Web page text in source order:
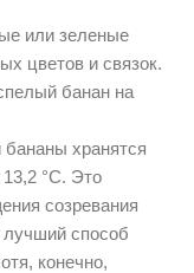
или зеленые
цветов и связок.
банан на
бананы хранятся
°C. Это
созревания
лучший способ
конечно,